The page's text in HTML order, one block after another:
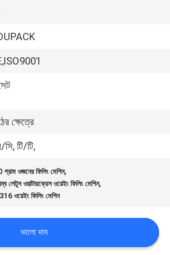
ক্ষেত্রে
টি/টি,
ওজনের ফিলিং মেশিন,
লেটুস ওয়াটারক্রেস ওয়েইং ফিলিং মেশিন,
ওয়েইং ফিলিং মেশিন
ভালো দাম